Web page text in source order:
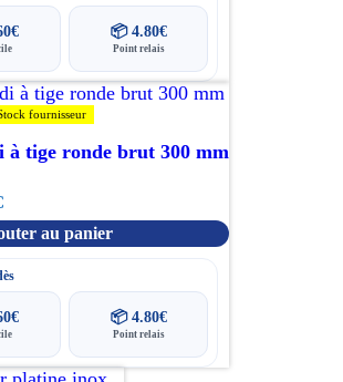
€ 📦 4.80€
Point relais
fournisseur
à tige ronde brut 300 mm
au panier
€ 📦 4.80€
Point relais